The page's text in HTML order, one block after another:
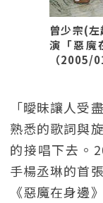
曾少宗(
演「惡魔
（2005/
「曖昧讓人受
熟悉的歌詞與
的接唱下去。
手楊丞琳的首
《惡魔在身邊